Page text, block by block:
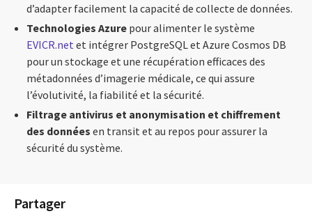
d’adapter facilement la capacité de collecte de données.
Technologies Azure pour alimenter le système
EVICR.net et intégrer PostgreSQL et Azure Cosmos DB
pour un stockage et une récupération efficaces des
métadonnées d’imagerie médicale, ce qui assure
l’évolutivité, la fiabilité et la sécurité.
Filtrage antivirus et anonymisation et chiffrement
des données en transit et au repos pour assurer la
sécurité du système.
Partager